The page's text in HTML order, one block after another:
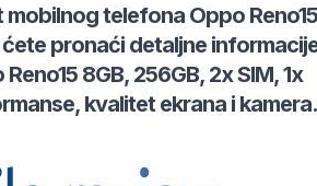
mobilnog telefona Oppo Reno15
pronaći detaljne
Reno15 8GB, 256GB, 2x SIM, 1x
kvalitet ekrana i kamera.